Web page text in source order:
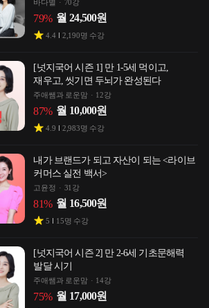
바다별 70강
79% 월 24,500원
4.4 2,190명 수강
[넛지국어 시즌 1] 만 1-5세 먹이고,
재우고, 씻기면 두뇌가 완성된다
주애쌤과 로운맘 12강
87% 월 10,000원
4.9 2,983명 수강
내가 브랜드가 되고 자산이 되는 <라이브
커머스 실전 백서>
고윤정 31강
81% 월 16,500원
5 15명 수강
[넛지국어 시즌 2] 만 2-6세 기초문해력
발달 시기
주애쌤과 로운맘 14강
75% 월 17,000원